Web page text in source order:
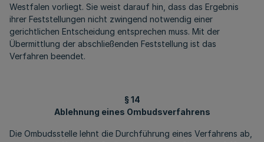
Westfalen vorliegt. Sie weist darauf hin, dass das Ergebnis
ihrer Feststellungen nicht zwingend notwendig einer
gerichtlichen Entscheidung entsprechen muss. Mit der
Übermittlung der abschließenden Feststellung ist das
Verfahren beendet.
§ 14
Ablehnung eines Ombudsverfahrens
Die Ombudsstelle lehnt die Durchführung eines Verfahrens ab,